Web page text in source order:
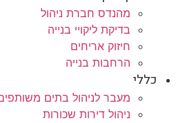
מהנדס חברת ניהול
בדיקת ליקויי בנייה
חיזוק אריחים
הרחבות בנייה
כללי
מעבר לניהול בתים משותפים
ניהול דירות שכורות